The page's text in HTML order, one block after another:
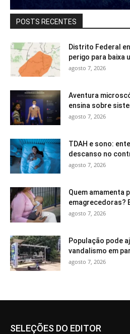
POSTS RECENTES
Distrito Federal
perigo para baixa
agosto 7, 2026
Aventura
ensina sobre
agosto 7, 2026
TDAH e sono:
descanso no
agosto 7, 2026
Quem amamenta
emagrecedoras?
agosto 7, 2026
População pode
vandalismo em
agosto 7, 2026
SELEÇÕES DO EDITOR